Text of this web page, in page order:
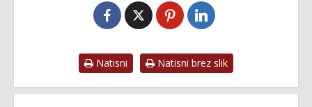
Natisni Natisni brez slik